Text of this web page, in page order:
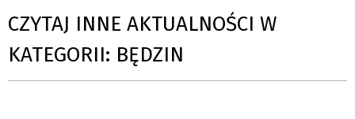
CZYTAJ INNE AKTUALNOŚCI W
KATEGORII: BĘDZIN